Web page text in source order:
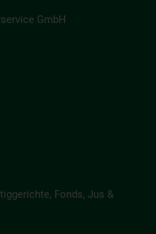
GmbH
Fonds, Jus &